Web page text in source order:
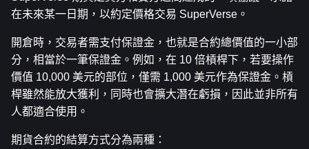
在未來某一日期，以約定價格交易 SuperVerse。
開倉時，交易者需支付保證金，也就是合約總價值的一小部
分，相當於一筆保證金。例如，在 10 倍槓桿下，若要操作
價值 10,000 美元的部位，僅需 1,000 美元作為保證金。槓
桿雖然能放大獲利，同時也會擴大潛在虧損，因此並非所有
人都適合使用。
期貨合約的結算方式分為兩種：